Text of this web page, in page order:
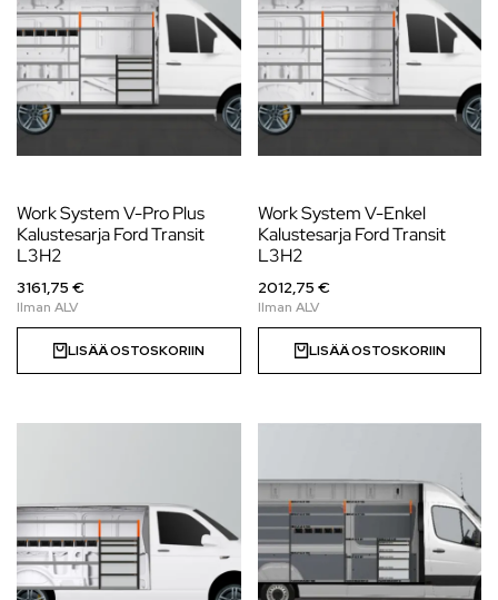
Work System V-Pro Plus
Kalustesarja Ford Transit
L3H2
3161,75 €
LISÄÄ OSTOSKORIIN
Work System V-Enkel
Kalustesarja Ford Transit
L3H2
2012,75 €
LISÄÄ OSTOSKORIIN